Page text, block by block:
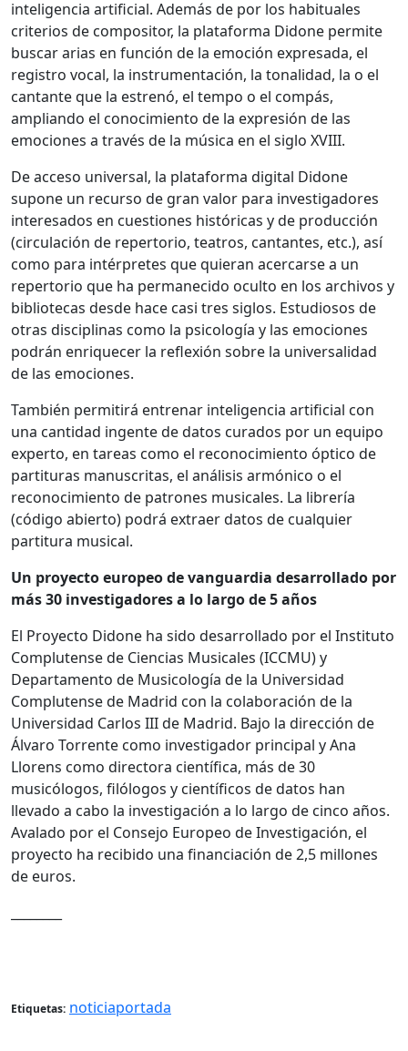
inteligencia artificial. Además de por los habituales
criterios de compositor, la plataforma Didone permite
buscar arias en función de la emoción expresada, el
registro vocal, la instrumentación, la tonalidad, la o el
cantante que la estrenó, el tempo o el compás,
ampliando el conocimiento de la expresión de las
emociones a través de la música en el siglo XVIII.
De acceso universal, la plataforma digital Didone
supone un recurso de gran valor para investigadores
interesados en cuestiones históricas y de producción
(circulación de repertorio, teatros, cantantes, etc.), así
como para intérpretes que quieran acercarse a un
repertorio que ha permanecido oculto en los archivos y
bibliotecas desde hace casi tres siglos. Estudiosos de
otras disciplinas como la psicología y las emociones
podrán enriquecer la reflexión sobre la universalidad
de las emociones.
También permitirá entrenar inteligencia artificial con
una cantidad ingente de datos curados por un equipo
experto, en tareas como el reconocimiento óptico de
partituras manuscritas, el análisis armónico o el
reconocimiento de patrones musicales. La librería
(código abierto) podrá extraer datos de cualquier
partitura musical.
Un proyecto europeo de vanguardia desarrollado por
más 30 investigadores a lo largo de 5 años
El Proyecto Didone ha sido desarrollado por el Instituto
Complutense de Ciencias Musicales (ICCMU) y
Departamento de Musicología de la Universidad
Complutense de Madrid con la colaboración de la
Universidad Carlos III de Madrid. Bajo la dirección de
Álvaro Torrente como investigador principal y Ana
Llorens como directora científica, más de 30
musicólogos, filólogos y científicos de datos han
llevado a cabo la investigación a lo largo de cinco años.
Avalado por el Consejo Europeo de Investigación, el
proyecto ha recibido una financiación de 2,5 millones
de euros.
Etiquetas: noticiaportada